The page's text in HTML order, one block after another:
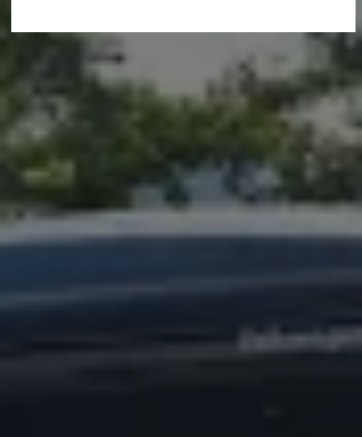
Vorgängermodelle
Kundeninformationen
Volkswagen Kundenbetreuung
Warn- und Kontrollleuchten
Assistenzsysteme
Digitale Betriebsanleitung
Live Beratung
Elektromobilität
Volkswagen R
Pannen- und Unfallhilfe
Volkswagen Kundenbetreuung